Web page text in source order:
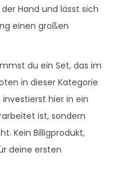
Hand und lässt sich
einen großen
du ein Set, das im
in dieser Kategorie
hier in ein
ist, sondern
Kein Billigprodukt,
deine ersten